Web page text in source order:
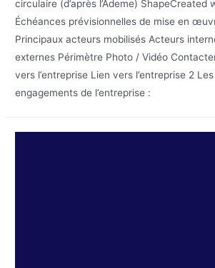
circulaire (d’après l’Ademe) ShapeCreated
Échéances prévisionnelles de mise en
Principaux acteurs mobilisés Acteurs
externes Périmètre Photo / Vidéo
vers l’entreprise Lien vers l’entreprise 2
engagements de l’entreprise :